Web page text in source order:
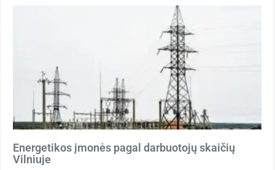
Energetikos įmonės pagal darbuotojų skaičių
Vilniuje